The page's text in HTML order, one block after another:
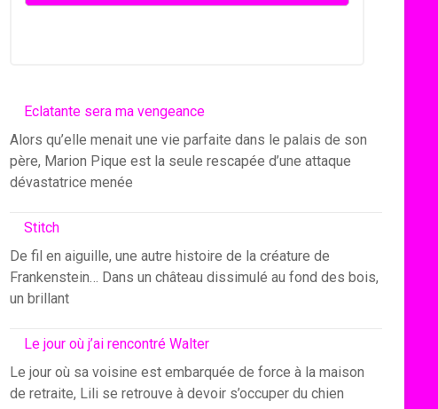
Eclatante sera ma vengeance
Alors qu’elle menait une vie parfaite dans le palais de son
père, Marion Pique est la seule rescapée d’une attaque
dévastatrice menée
Stitch
De fil en aiguille, une autre histoire de la créature de
Frankenstein… Dans un château dissimulé au fond des bois,
un brillant
Le jour où j’ai rencontré Walter
Le jour où sa voisine est embarquée de force à la maison
de retraite, Lili se retrouve à devoir s’occuper du chien